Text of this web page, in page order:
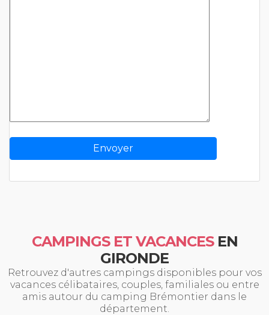
CAMPINGS ET VACANCESEN
GIRONDE
Retrouvez d'autres campings disponibles pour vos
vacances célibataires, couples, familiales ou entre
amis autour du camping Brémontier dans le
département.